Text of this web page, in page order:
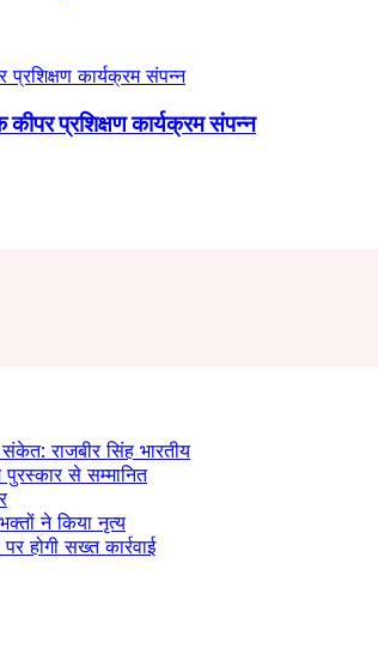
प्रशिक्षण कार्यक्रम संपन्न
राजबीर सिंह भारतीय
पुरस्कार से सम्मानित
ने किया नृत्य
होगी सख्त कार्रवाई